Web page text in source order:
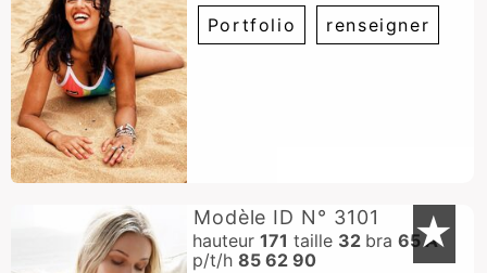
Portfolio renseigner
★
Modèle ID N° 3101
hauteur 171 taille 32 bra 65 A
p/t/h 85 62 90